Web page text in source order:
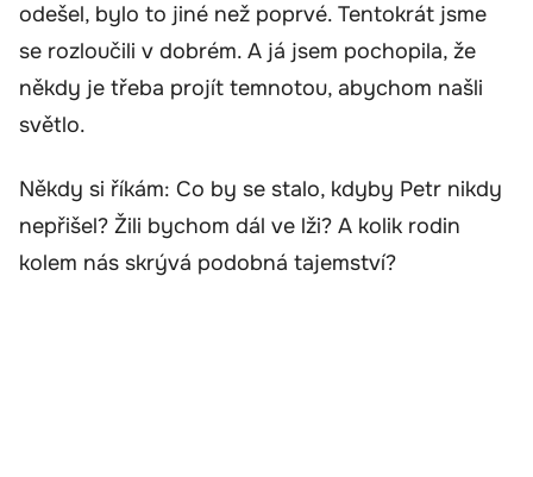
odešel, bylo to jiné než poprvé. Tentokrát jsme
se rozloučili v dobrém. A já jsem pochopila, že
někdy je třeba projít temnotou, abychom našli
světlo.
Někdy si říkám: Co by se stalo, kdyby Petr nikdy
nepřišel? Žili bychom dál ve lži? A kolik rodin
kolem nás skrývá podobná tajemství?